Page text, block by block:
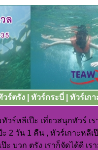
วร์ตรัง | ทัวร์กระบี่ | ทัวร์เ
วร์หลีเป๊ะ เที่ยวสนุกทัวร์ เ
2 วัน 1 คืน , ทัวร์เกาะหลี
ะ บวก ตรัง เราก็จัดได้ดี